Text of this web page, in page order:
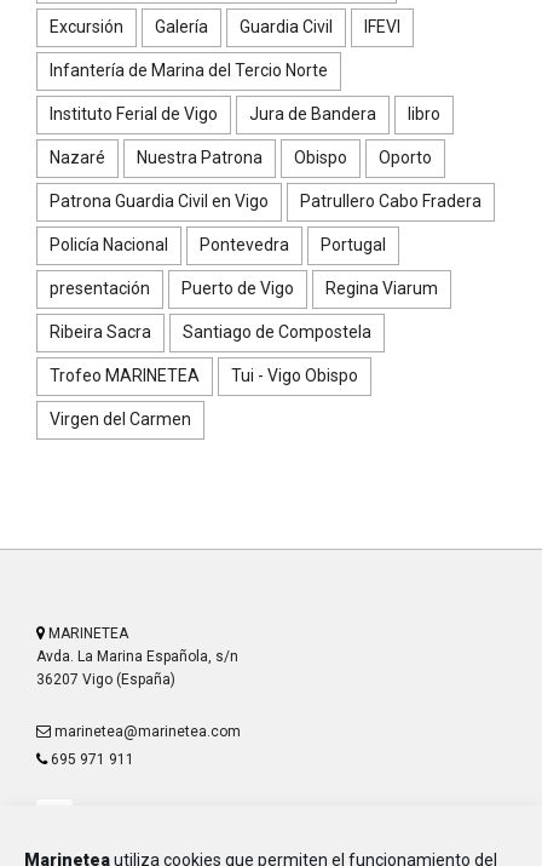
Marineteautiliza cookies que permiten el funcionamiento del
Excursión Galería Guardia Civil IFEVI
Infantería de Marina del Tercio Norte
Instituto Ferial de Vigo Jura de Bandera libro
Nazaré Nuestra Patrona Obispo Oporto
Patrona Guardia Civil en Vigo Patrullero Cabo Fradera
Policía Nacional Pontevedra Portugal
presentación Puerto de Vigo Regina Viarum
Ribeira Sacra Santiago de Compostela
Trofeo MARINETEA Tui - Vigo Obispo
Virgen del Carmen
MARINETEA
Avda. La Marina Española, s/n
36207 Vigo (España)
marinetea@marinetea.com
695 971 911